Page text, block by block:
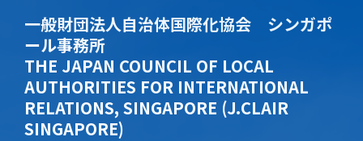
一般財団法人自治体国際化協会 シンガポ
ール事務所
THE JAPAN COUNCIL OF LOCAL
AUTHORITIES FOR INTERNATIONAL
RELATIONS, SINGAPORE (J.CLAIR
SINGAPORE)